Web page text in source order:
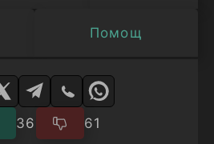
Помощ
36 61